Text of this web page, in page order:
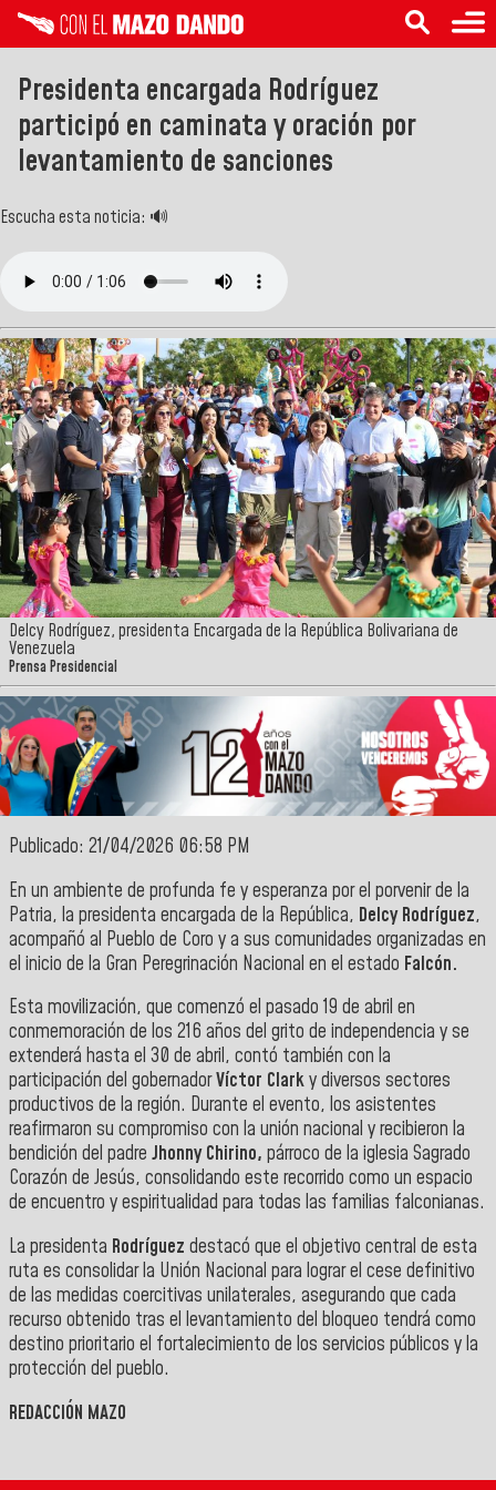
Presidenta encargada Rodríguez
participó en caminata y oración por
levantamiento de sanciones
Escucha esta noticia: 🔊
Delcy Rodríguez, presidenta Encargada de la República Bolivariana de
Venezuela
Prensa Presidencial
Publicado: 21/04/2026 06:58 PM
En un ambiente de profunda fe y esperanza por el porvenir de la
Patria, la presidenta encargada de la República, Delcy Rodríguez,
acompañó al Pueblo de Coro y a sus comunidades organizadas en
el inicio de la Gran Peregrinación Nacional en el estado Falcón.
Esta movilización, que comenzó el pasado 19 de abril en
conmemoración de los 216 años del grito de independencia y se
extenderá hasta el 30 de abril, contó también con la
participación del gobernadorVíctor Clarky diversos sectores
productivos de la región. Durante el evento, los asistentes
reafirmaron su compromiso con la unión nacional y recibieron la
bendición del padre Jhonny Chirino, párroco de la iglesia Sagrado
Corazón de Jesús, consolidando este recorrido como un espacio
de encuentro y espiritualidad para todas las familias falconianas.
La presidenta Rodríguez destacó que el objetivo central de esta
ruta es consolidar la Unión Nacional para lograr el cese definitivo
de las medidas coercitivas unilaterales, asegurando que cada
recurso obtenido tras el levantamiento del bloqueo tendrá como
destino prioritario el fortalecimiento de los servicios públicos y la
protección del pueblo.
REDACCIÓN MAZO